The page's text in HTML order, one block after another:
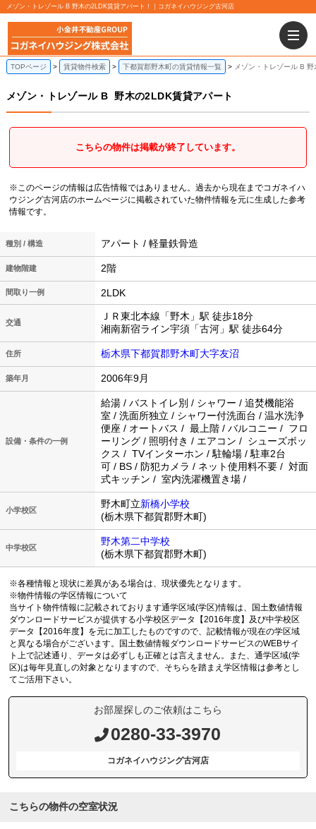
メゾン・トレゾール B 野木の2LDK賃貸アパート！｜コガネイハウジング古河店
TOPページ 賃貸物件検索 下都賀郡野木町の賃貸情報一覧 メゾン・トレゾール B
メゾン・トレゾール B 野木の2LDK賃貸アパート
こちらの物件は掲載が終了しています。
※このページの情報は広告情報ではありません。過去から現在までコガネイハ
ウジング古河店のホームぺージに掲載されていた物件情報を元に生成した参考
情報です。
種別 / 構造 アパート / 軽量鉄骨造
建物階建 2階
間取り一例 2LDK
交通
ＪＲ東北本線「野木」駅 徒歩18分
湘南新宿ライン宇須「古河」駅 徒歩64分
住所 栃木県下都賀郡野木町大字友沼
築年月 2006年9月
設備・条件の一例
給湯 / バストイレ別 / シャワー / 追焚機能浴
室 / 洗面所独立 / シャワー付洗面台 / 温水洗浄
便座 / オートバス / 最上階 / バルコニー / フロ
ーリング / 照明付き / エアコン / シューズボッ
クス / TVインターホン / 駐輪場 / 駐車2台
可 / BS / 防犯カメラ / ネット使用料不要 / 対面
式キッチン / 室内洗濯機置き場 /
小学校区
野木町立新橋小学校
(栃木県下都賀郡野木町)
中学校区
野木第二中学校
(栃木県下都賀郡野木町)
※各種情報と現状に差異がある場合は、現状優先となります。
※物件情報の学区情報について
当サイト物件情報に記載されております通学区域(学区)情報は、国土数値情報
ダウンロードサービスが提供する小学校区データ【2016年度】及び中学校区
データ【2016年度】を元に加工したものですので、記載情報が現在の学区域
と異なる場合がございます。国土数値情報ダウンロードサービスのWEBサイ
ト上で記述通り、データは必ずしも正確とは言えません。また、通学区域(学
区)は毎年見直しの対象となりますので、そちらを踏まえ学区情報は参考とし
てご活用下さい。
お部屋探しのご依頼はこちら
0280-33-3970
コガネイハウジング古河店
こちらの物件の空室状況